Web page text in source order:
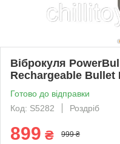
Віброкуля
Rechargeable Bullet
Готово до відправки
Код: S5282
Роздріб
899 ₴ 999 ₴